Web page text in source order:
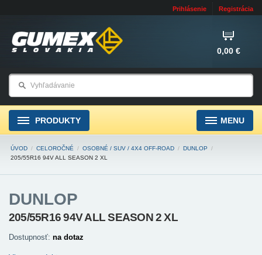
Prihlásenie Registrácia
0,00 €
PRODUKTY MENU
ÚVOD / CELOROČNÉ / OSOBNÉ / SUV / 4X4 OFF-ROAD / DUNLOP
/
205/55R16 94V ALL SEASON 2 XL
DUNLOP
205/55R16 94V ALL SEASON 2 XL
Dostupnosť: na dotaz